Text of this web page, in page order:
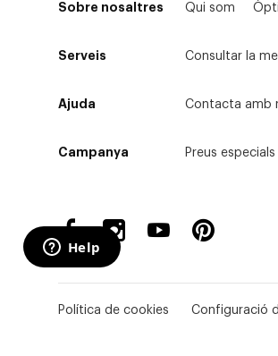
Sobre nosaltres Qui som
Serveis Consultar la
Ajuda Contacta amb
Campanya Preus especials
Política de cookies Configuració